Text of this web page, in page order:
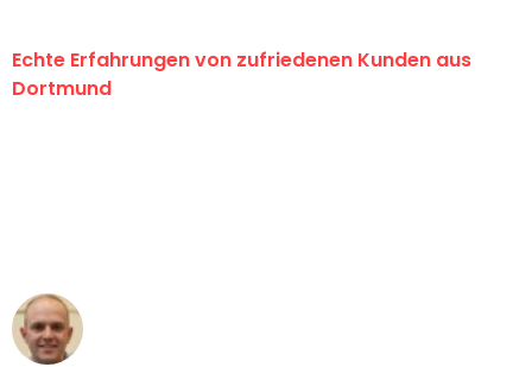
Echte Erfahrungen von zufriedenen Kunden aus
Dortmund